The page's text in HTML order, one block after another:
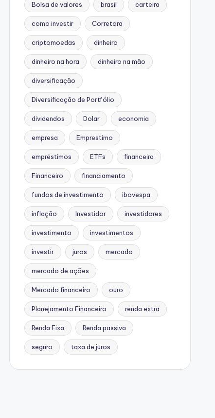
Bolsa de valores brasil carteira
como investir Corretora
criptomoedas dinheiro
dinheiro na hora dinheiro na mão
diversificação
Diversificação de Portfólio
dividendos Dolar economia
empresa Emprestimo
empréstimos ETFs financeira
Financeiro financiamento
fundos de investimento ibovespa
inflação Investidor investidores
investimento investimentos
investir juros mercado
mercado de ações
Mercado financeiro ouro
Planejamento Financeiro renda extra
Renda Fixa Renda passiva
seguro taxa de juros